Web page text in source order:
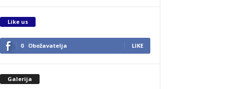
Like us
0 Obožavatelja LIKE
Galerija